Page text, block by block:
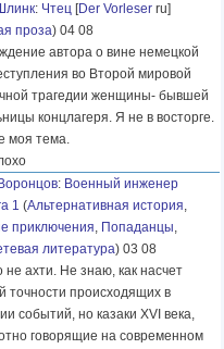
: Чтец [Der Vorleser ru]
проза) 04 08
автора о вине немецкой
во Второй мировой
трагедии женщины- бывшей
концлагеря. Я не в восторге.
моя тема.
Воронцов: Военный инженер
1 (Альтернативная история,
приключения, Попаданцы,
литература) 03 08
не ахти. Не знаю, как насчет
точности происходящих в
событий, но казаки XVI века,
говорящие на современном